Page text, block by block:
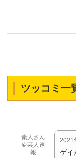
ツッコミ
素人さん
＠芸人速
報
2021
ゲイ